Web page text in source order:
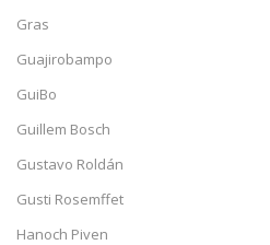
Gras
Guajirobampo
GuiBo
Guillem Bosch
Gustavo Roldán
Gusti Rosemffet
Hanoch Piven